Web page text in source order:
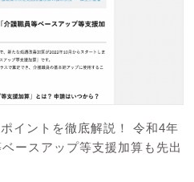
イントを徹底解説！ 令和4年
ースアップ等支援加算も先出